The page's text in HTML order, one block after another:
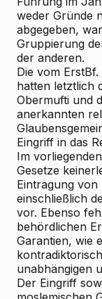
weder Gründe
abgegeben,
Gruppierung
der anderen.
Die vom
hatten letztlich
Obermufti und
anerkannten
Eingriff in das
Im
Gesetze
Eintragung von
einschließlich
vor. Ebenso
behördlichen
Garantien, wie
unabhängigen
Der Eingriff